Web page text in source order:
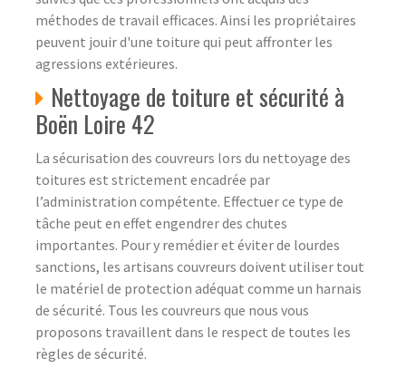
méthodes de travail efficaces. Ainsi les propriétaires
peuvent jouir d'une toiture qui peut affronter les
agressions extérieures.
Nettoyage de toiture et sécurité à
Boën Loire 42
La sécurisation des couvreurs lors du nettoyage des
toitures est strictement encadrée par
l’administration compétente. Effectuer ce type de
tâche peut en effet engendrer des chutes
importantes. Pour y remédier et éviter de lourdes
sanctions, les artisans couvreurs doivent utiliser tout
le matériel de protection adéquat comme un harnais
de sécurité. Tous les couvreurs que nous vous
proposons travaillent dans le respect de toutes les
règles de sécurité.